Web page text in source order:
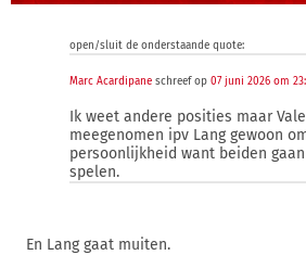
open/sluit de onderstaande quote:
Marc Acardipane schreef op 07 juni 2026 om
Ik weet andere posities maar
meegenomen ipv Lang gewoon
persoonlijkheid want beiden
spelen.
En Lang gaat muiten.